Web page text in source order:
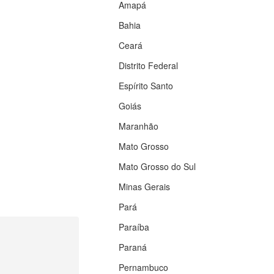
Amapá
Bahia
Ceará
Distrito Federal
Espírito Santo
Goiás
Maranhão
Mato Grosso
Mato Grosso do Sul
Minas Gerais
Pará
Paraíba
Paraná
Pernambuco